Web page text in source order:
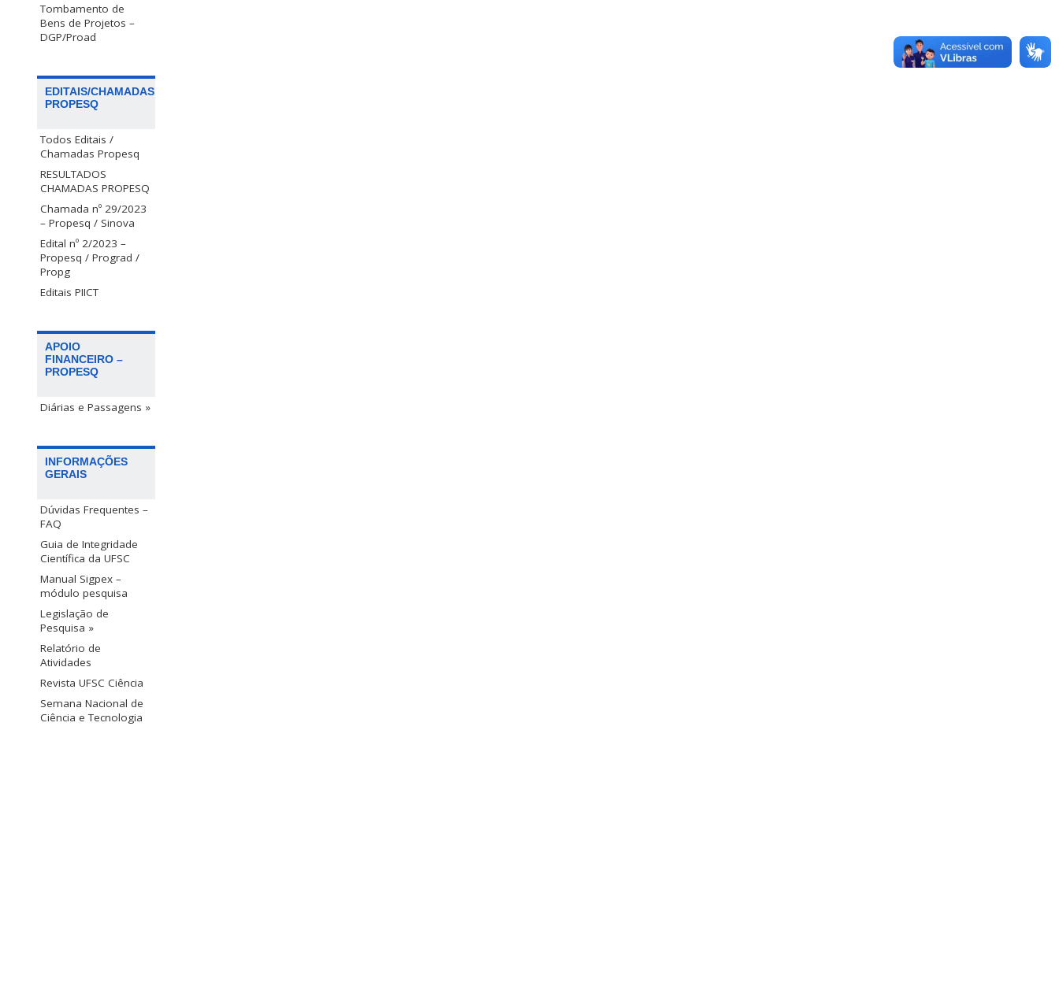
Tombamento de
Bens de Projetos –
DGP/Proad
EDITAIS/CHAMADAS
PROPESQ
Todos Editais /
Chamadas Propesq
RESULTADOS
CHAMADAS PROPESQ
Chamada nº 29/2023
– Propesq / Sinova
Edital nº 2/2023 –
Propesq / Prograd /
Propg
Editais PIICT
APOIO
FINANCEIRO –
PROPESQ
Diárias e Passagens »
INFORMAÇÕES
GERAIS
Dúvidas Frequentes –
FAQ
Guia de Integridade
Científica da UFSC
Manual Sigpex –
módulo pesquisa
Legislação de
Pesquisa »
Relatório de
Atividades
Revista UFSC Ciência
Semana Nacional de
Ciência e Tecnologia